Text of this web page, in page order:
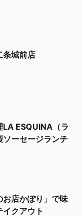
条城前店
ESQUINA（ラ
ソーセージランチ
お店かぽり」で味
クアウト